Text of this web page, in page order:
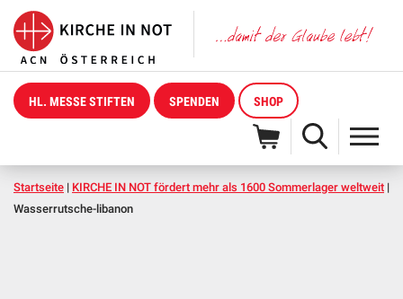
HL. MESSE STIFTEN SPENDEN SHOP
Startseite | KIRCHE IN NOT fördert mehr als 1600 Sommerlager weltweit |
Wasserrutsche-libanon